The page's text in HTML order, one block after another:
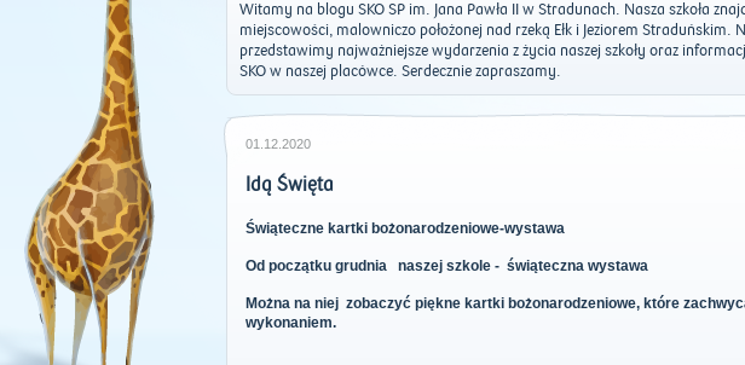
Witamy na blogu SKO SP im. Jana Pawła II w Stradunach. Nasza szkoła
miejscowości, malowniczo położonej nad rzeką Ełk i Jeziorem Straduńskim.
przedstawimy najważniejsze wydarzenia z życia naszej szkoły oraz
SKO w naszej placówce. Serdecznie zapraszamy.
01.12.2020
Idą Święta
Świąteczne kartki bożonarodzeniowe-wystawa
Od początku grudnia naszej szkole - świąteczna wystawa
Można na niej zobaczyć piękne kartki bożonarodzeniowe, które
wykonaniem.